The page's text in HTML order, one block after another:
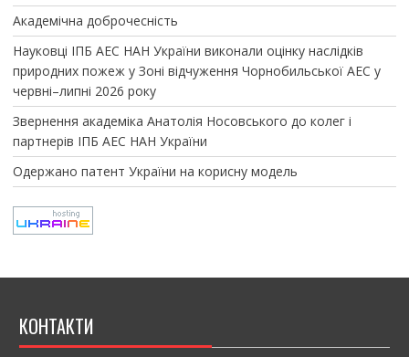
Академічна доброчесність
Науковці ІПБ АЕС НАН України виконали оцінку наслідків
природних пожеж у Зоні відчуження Чорнобильської АЕС у
червні–липні 2026 року
Звернення академіка Анатолія Носовського до колег і
партнерів ІПБ АЕС НАН України
Одержано патент України на корисну модель
КОНТАКТИ